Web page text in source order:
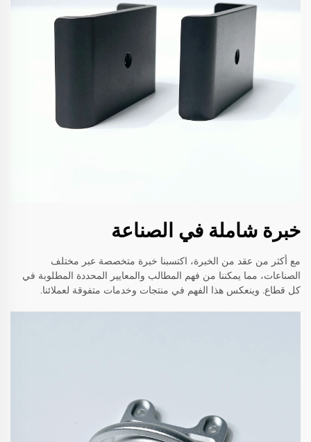
خبرة شاملة في الصناعة
مع أكثر من عقد من الخبرة، اكتسبنا خبرة متخصصة عبر مختلف
الصناعات، مما يمكننا من فهم المطالب والمعايير المحددة المطلوبة في
كل قطاع. وينعكس هذا الفهم في منتجات وخدمات متفوقة لعملائنا.